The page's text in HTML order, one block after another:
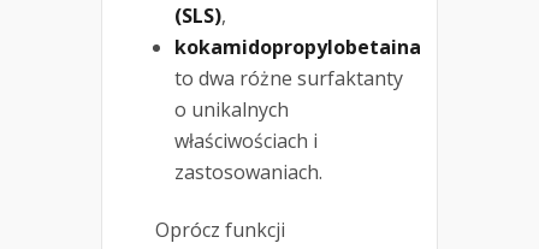
(SLS),
kokamidopropylobetaina
to dwa różne surfaktanty
o unikalnych
właściwościach i
zastosowaniach.
Oprócz funkcji